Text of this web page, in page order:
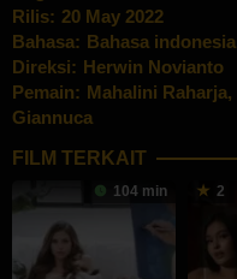
Rilis: 20 May 2022
Bahasa: Bahasa indonesia
Direksi: Herwin Novianto
Pemain: Mahalini Raharja,
Giannuca
FILM TERKAIT
104 min 2